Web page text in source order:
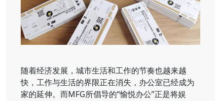
随着经济发展，城市生活和工作的节奏也越来越
快，工作与生活的界限正在消失，办公室已经成为
家的延伸。而MFG所倡导的“愉悦办公”正是将娱